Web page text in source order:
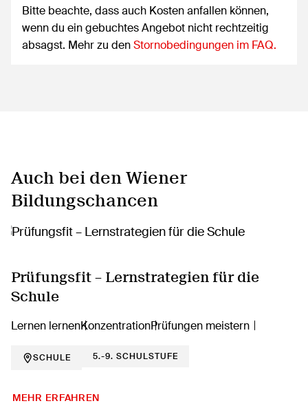
Bitte beachte, dass auch Kosten anfallen können,
wenn du ein gebuchtes Angebot nicht rechtzeitig
absagst. Mehr zu denStornobedingungen im FAQ.
Auch bei den Wiener
Bildungschancen
Prüfungsfit – Lernstrategien für die
Schule
Lernen lernenKonzentrationPrüfungen meistern
SCHULE 5.-9. SCHULSTUFE
MEHR ERFAHREN